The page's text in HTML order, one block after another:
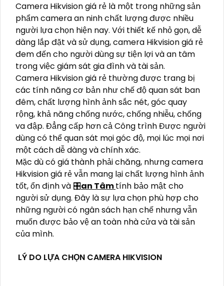
Camera Hikvision giá rẻ là một trong những sản
phẩm camera an ninh chất lượng được nhiều
người lựa chọn hiện nay. Với thiết kế nhỏ gọn, dễ
dàng lắp đặt và sử dụng, camera Hikvision giá rẻ
đem đến cho người dùng sự tiện lợi và an tâm
trong việc giám sát gia đình và tài sản.
Camera Hikvision giá rẻ thường được trang bị
các tính năng cơ bản như chế độ quan sát ban
đêm, chất lượng hình ảnh sắc nét, góc quay
rộng, khả năng chống nước, chống nhiễu, chống
va đập. Đẳng cấp hơn cả Công trình Được người
dùng có thể quan sát mọi góc độ, mọi lúc mọi nơi
một cách dễ dàng và chính xác.
Mặc dù có giá thành phải chăng, nhưng camera
Hikvision giá rẻ vẫn mang lại chất lượng hình ảnh
tốt, ổn định và 🎛an Tâmtính bảo mật cho
người sử dụng. Đây là sự lựa chọn phù hợp cho
những người có ngân sách hạn chế nhưng vẫn
muốn được bảo vệ an toàn nhà cửa và tài sản
của mình.
LÝ DO LỰA CHỌN CAMERA HIKVISION